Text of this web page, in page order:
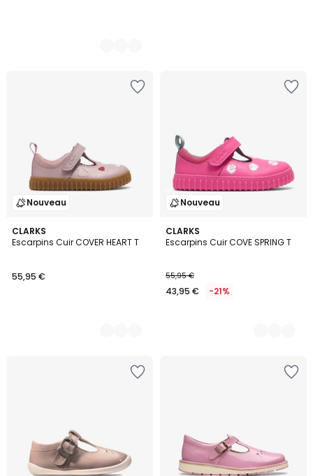
Nouveau
CLARKS
Escarpins Cuir COVER HEART T
55,95 €
2
Couleurs
Nouveau
CLARKS
Escarpins Cuir COVE SPRING T
55,95 €
43,95 € -21%
2
Couleurs